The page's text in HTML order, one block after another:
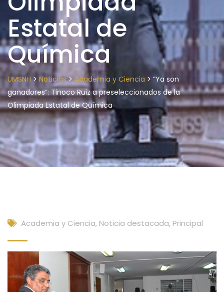
Estatal de
Química
UMSNH> Noticias>Academia y Ciencia > “Ya son
ganadores”: Tinoco Ruiz a preseleccionados de la
Olimpiada Estatal de Química
Academia y Ciencia, Noticia destacada, Principal